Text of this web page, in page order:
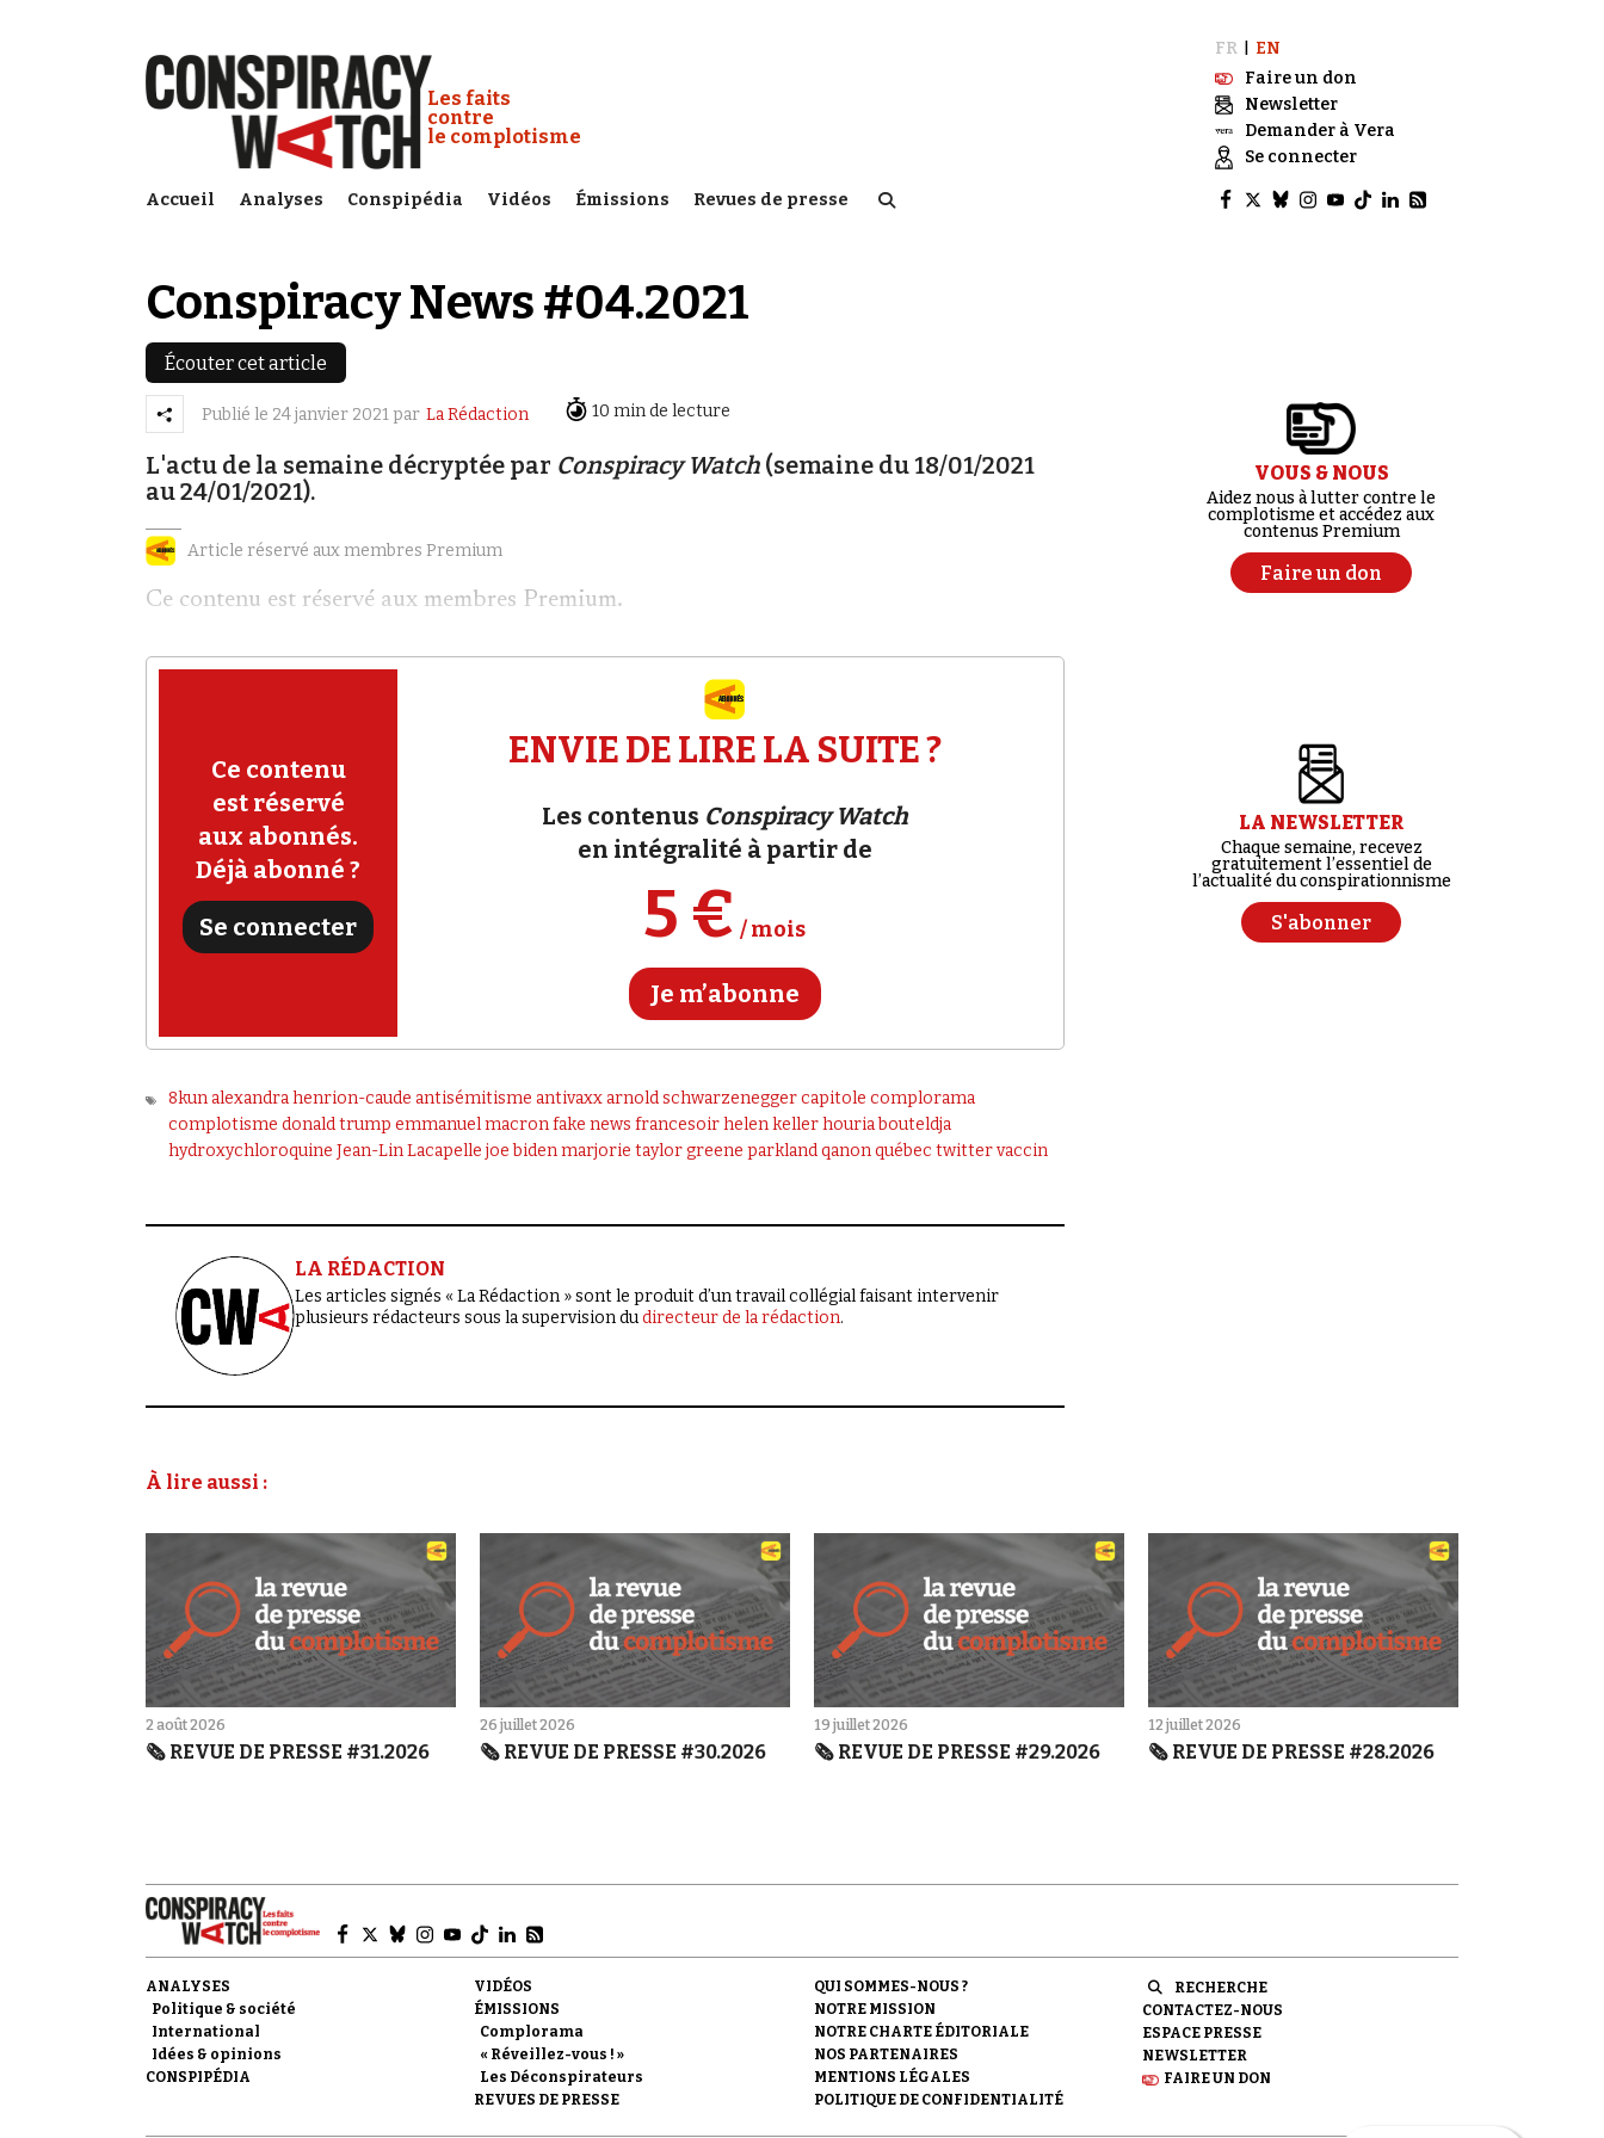
Conspiracy Watch :
Les faits
contre
le complotisme
Accueil Analyses Conspipédia Vidéos Émissions Revues de presse
FR
EN
Faire un don
Newsletter
Demander à Vera
Se connecter
Conspiracy News #04.2021
Écouter cet article
Publié le 24 janvier 2021 par La Rédaction 10 min de lecture
L'actu de la semaine décryptée par Conspiracy Watch (semaine du 18/01/2021
au 24/01/2021).
Article réservé aux membres Premium
Ce contenu est réservé aux membres Premium.
Ce contenu
est réservé
aux abonnés.
Déjà abonné ?
Se connecter
ENVIE DE LIRE LA SUITE ?
Les contenus Conspiracy Watch
en intégralité à partir de
5 € / mois
Je m’abonne
8kun alexandra henrion-caude antisémitisme antivaxx arnold schwarzeneggercapitole complorama
complotisme donald trump emmanuel macronfake news francesoirhelen kellerhouria bouteldja
hydroxychloroquine Jean-Lin Lacapelle joe bidenmarjorie taylor greene parklandqanonquébec twittervaccin
LA RÉDACTION
Les articles signés « La Rédaction » sont le produit d’un travail collégial faisant intervenir
plusieurs rédacteurs sous la supervision dudirecteur de la rédaction.
VOUS & NOUS
Aidez nous à lutter contre le
complotisme et accédez aux
contenus Premium
Faire un don
LA NEWSLETTER
Chaque semaine, recevez
gratuitement l’essentiel de
l’actualité du conspirationnisme
S'abonner
À lire aussi :
2 août 2026
🗞️ REVUE DE PRESSE #31.2026
26 juillet 2026
🗞️ REVUE DE PRESSE #30.2026
19 juillet 2026
🗞️ REVUE DE PRESSE #29.2026
12 juillet 2026
🗞️ REVUE DE PRESSE #28.2026
ANALYSES
Politique & société
International
Idées & opinions
CONSPIPÉDIA
VIDÉOS
ÉMISSIONS
Complorama
« Réveillez-vous ! »
Les Déconspirateurs
REVUES DE PRESSE
QUI SOMMES-NOUS ?
NOTRE MISSION
NOTRE CHARTE ÉDITORIALE
NOS PARTENAIRES
MENTIONS LÉGALES
POLITIQUE DE CONFIDENTIALITÉ
RECHERCHE
CONTACTEZ-NOUS
ESPACE PRESSE
NEWSLETTER
FAIRE UN DON